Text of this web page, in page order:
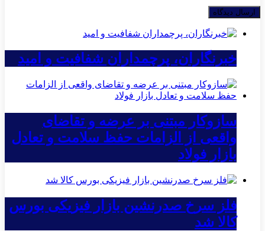
خبرنگاران، پرچمداران شفافیت و امید
سازوکار مبتنی بر عرضه و تقاضای
واقعی از الزامات حفظ سلامت و تعادل
بازار فولاد
فلز سرخ صدرنشین بازار فیزیکی بورس
کالا شد